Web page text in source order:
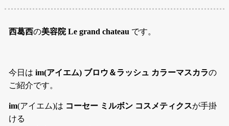
西葛西の美容院 Le grand chateau です。
今日はim(アイエム) ブロウ＆ラッシュ カラーマスカラの
ご紹介です。
im(アイエム)は コーセー ミルボン コスメティクスが手掛
ける